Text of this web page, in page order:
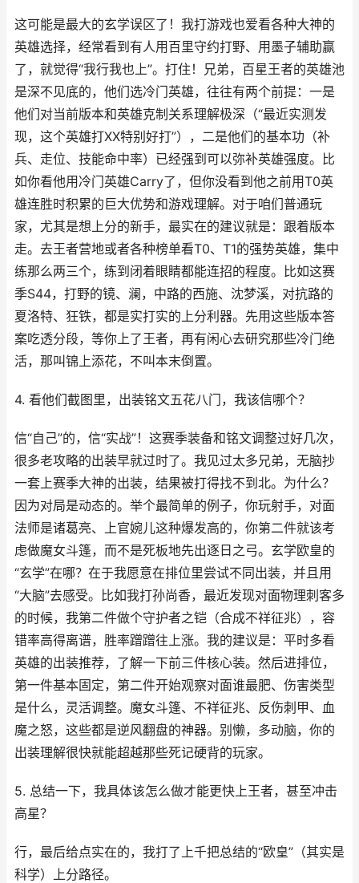
这可能是最大的玄学误区了！我打游戏也爱看各种大神的
英雄选择，经常看到有人用百里守约打野、用墨子辅助赢
了，就觉得“我行我也上”。打住！兄弟，百星王者的英雄池
是深不见底的，他们选冷门英雄，往往有两个前提：一是
他们对当前版本和英雄克制关系理解极深（“最近实测发
现，这个英雄打XX特别好打”），二是他们的基本功（补
兵、走位、技能命中率）已经强到可以弥补英雄强度。比
如你看他用冷门英雄Carry了，但你没看到他之前用T0英
雄连胜时积累的巨大优势和游戏理解。对于咱们普通玩
家，尤其是想上分的新手，最实在的建议就是：跟着版本
走。去王者营地或者各种榜单看T0、T1的强势英雄，集中
练那么两三个，练到闭着眼睛都能连招的程度。比如这赛
季S44，打野的镜、澜，中路的西施、沈梦溪，对抗路的
夏洛特、狂铁，都是实打实的上分利器。先用这些版本答
案吃透分段，等你上了王者，再有闲心去研究那些冷门绝
活，那叫锦上添花，不叫本末倒置。
4. 看他们截图里，出装铭文五花八门，我该信哪个？
信“自己”的，信“实战”！这赛季装备和铭文调整过好几次，
很多老攻略的出装早就过时了。我见过太多兄弟，无脑抄
一套上赛季大神的出装，结果被打得找不到北。为什么？
因为对局是动态的。举个最简单的例子，你玩射手，对面
法师是诸葛亮、上官婉儿这种爆发高的，你第二件就该考
虑做魔女斗篷，而不是死板地先出逐日之弓。玄学欧皇的
“玄学”在哪？在于我愿意在排位里尝试不同出装，并且用
“大脑”去感受。比如我打孙尚香，最近发现对面物理刺客多
的时候，我第二件做个守护者之铠（合成不祥征兆），容
错率高得离谱，胜率蹭蹭往上涨。我的建议是：平时多看
英雄的出装推荐，了解一下前三件核心装。然后进排位，
第一件基本固定，第二件开始观察对面谁最肥、伤害类型
是什么，灵活调整。魔女斗篷、不祥征兆、反伤刺甲、血
魔之怒，这些都是逆风翻盘的神器。别懒，多动脑，你的
出装理解很快就能超越那些死记硬背的玩家。
5. 总结一下，我具体该怎么做才能更快上王者，甚至冲击
高星？
行，最后给点实在的，我打了上千把总结的“欧皇”（其实是
科学）上分路径。